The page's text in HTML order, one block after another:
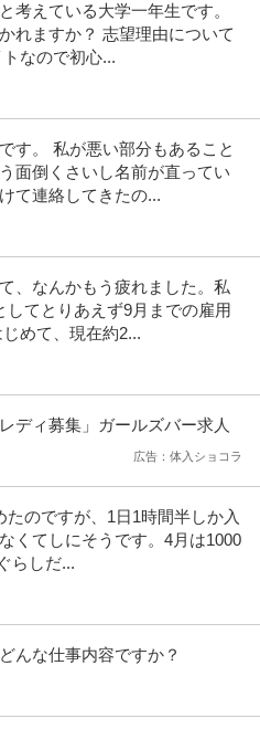
121日
シフト制
冷凍パンの製造管理＜セントラルキッ
この条件の求人をもっと見る
考えている大学一年生です。
れますか？ 志望理由について
なので初心...
す。 私が悪い部分もあること
面倒くさいし名前が直ってい
て連絡してきたの...
、なんかもう疲れました。私
てとりあえず9月までの雇用
めて、現在約2...
ディ募集」ガールズバー求人
広告：体入ショコラ
のですが、1日1時間半しか入
くてしにそうです。4月は1000
らしだ...
んな仕事内容ですか？